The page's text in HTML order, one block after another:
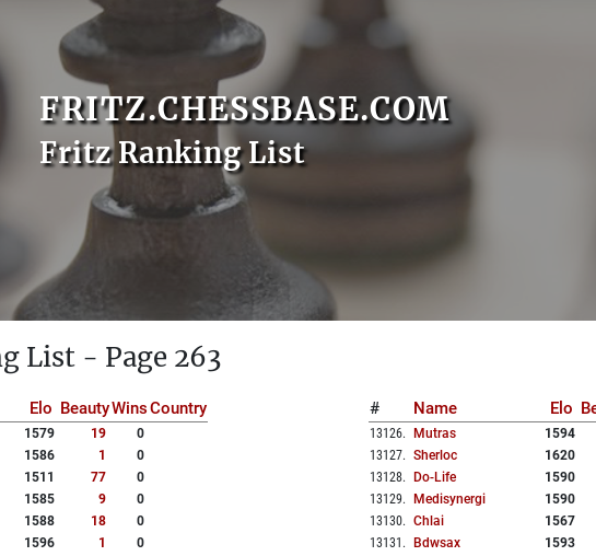
FRITZ.CHESSBASE.COM
Fritz Ranking List
List - Page 263
Elo BeautyWinsCountry
1579 19
0
1586 1
0
1511 77
0
1585 9
0
1588 18
0
1596 1
0
# Name Elo
13126. Mutras 1594
13127. Sherloc 1620
13128. Do-Life 1590
13129. Medisynergi 1590
13130. Chlai 1567
13131 . Bdwsax 1593